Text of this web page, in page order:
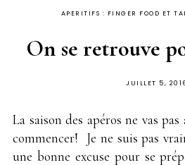
APERITIFS : FINGER FOOD ET
On se retrouve
PUBLIÉ
JUILLET 5,
La saison des apéros ne vas
commencer! Je ne suis pas
une bonne excuse pour se